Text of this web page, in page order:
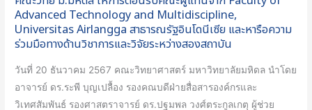
Advanced Technology and Multidiscipline,
Universitas Airlangga สาธารณรัฐอินโดนีเซีย และหารือความ
ร่วมมือทางด้านวิชาการและวิจัยระหว่างสองสถาบัน
วันที่ 20 ธันวาคม 2567 คณะวิทยาศาสตร์ มหาวิทยาลัยมหิดล นำโดย
อาจารย์ ดร.ระพี บุญเปลื้อง รองคณบดีฝ่ายสื่อสารองค์กรและ
วิเทศสัมพันธ์ รองศาสตราจารย์ ดร.ปฐมพล วงศ์ตระกูลเกตุ ผู้ช่วย
Technology
and
Multidiscipline,
Airlangga
สาธารณรัฐ